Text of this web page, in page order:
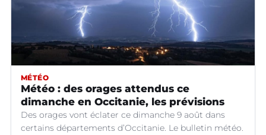
MÉTÉO
Météo : des orages attendus ce
dimanche en Occitanie, les prévisions
Des orages vont éclater ce dimanche 9 août dans
certains départements d’Occitanie. Le bulletin météo.